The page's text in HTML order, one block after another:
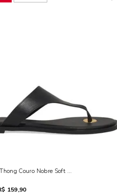
Couro Nobre Soft Preto
159,90